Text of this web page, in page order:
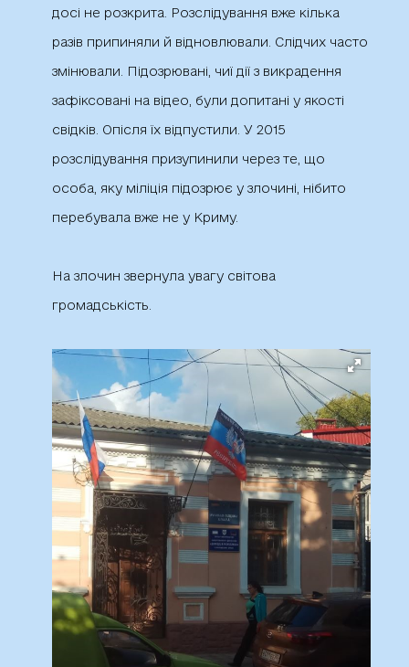
досі не розкрита. Розслідування вже кілька
разів припиняли й відновлювали. Слідчих часто
змінювали. Підозрювані, чиї дії з викрадення
зафіксовані на відео, були допитані у якості
свідків. Опісля їх відпустили. У 2015
розслідування призупинили через те, що
особа, яку міліція підозрює у злочині, нібито
перебувала вже не у Криму.
На злочин звернула увагу світова
громадськість.